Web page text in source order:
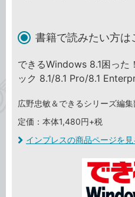
書籍で読みたい方は
できるWindows 8.1困った
ック 8.1/8.1 Pro/8.1
広野忠敏＆できるシリーズ編集
定価：本体1,480円+税
インプレスの商品ページを見